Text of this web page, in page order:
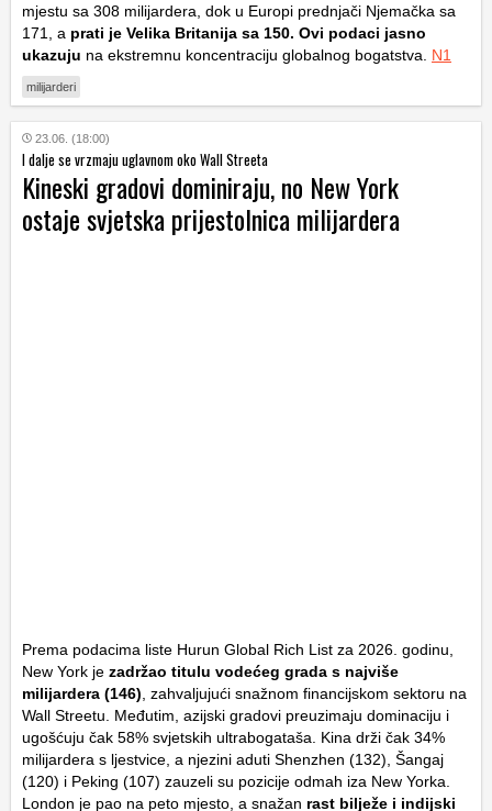
mjestu sa 308 milijardera, dok u Europi prednjači Njemačka sa
171, a prati je Velika Britanija sa 150. Ovi podaci jasno
ukazuju na ekstremnu koncentraciju globalnog bogatstva. N1
milijarderi
23.06. (18:00)
I dalje se vrzmaju uglavnom oko Wall Streeta
Kineski gradovi dominiraju, no New York
ostaje svjetska prijestolnica milijardera
Prema podacima liste Hurun Global Rich List za 2026. godinu,
New York je zadržao titulu vodećeg grada s najviše
milijardera (146) , zahvaljujući snažnom financijskom sektoru na
Wall Streetu. Međutim, azijski gradovi preuzimaju dominaciju i
ugošćuju čak 58% svjetskih ultrabogataša. Kina drži čak 34%
milijardera s ljestvice, a njezini aduti Shenzhen (132), Šangaj
(120) i Peking (107) zauzeli su pozicije odmah iza New Yorka.
London je pao na peto mjesto, a snažan rast bilježe i indijski